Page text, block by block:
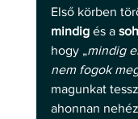
Első körben
mindig és a
hogy „mindig
nem fogok
magunkat
ahonnan